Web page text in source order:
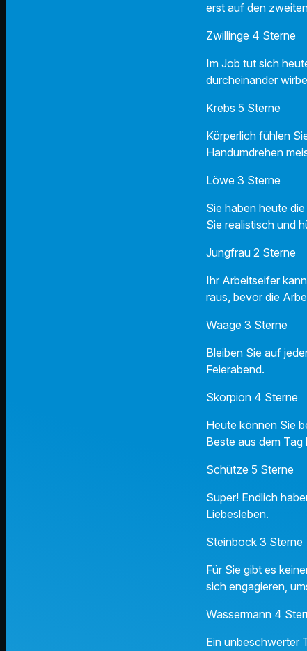
erst auf den
Zwillinge 4 Sterne
Im Job tut sich
durcheinander
Krebs 5 Sterne
Körperlich fühlen
Handumdrehen
Löwe 3 Sterne
Sie haben heute
Sie realistisch und
Jungfrau 2 Sterne
Ihr Arbeitseifer
raus, bevor die
Waage 3 Sterne
Bleiben Sie auf
Feierabend.
Skorpion 4 Sterne
Heute können Sie
Beste aus dem
Schütze 5 Sterne
Super! Endlich
Liebesleben.
Steinbock 3 Sterne
Für Sie gibt es
sich engagieren,
Wassermann 4
Ein unbeschwerter